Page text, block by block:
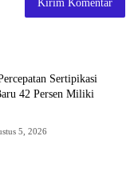
Sertipikasi
42 Persen Miliki
5, 2026